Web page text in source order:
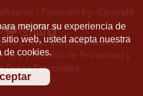
mejorar su experiencia de
web, usted acepta nuestra
de cookies.
| Powered by: Cenicafé
portal, aceptas nuestros
usoyPolítica de Privacidad y
Datos Personales